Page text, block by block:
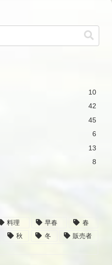
10
42
45
6
13
8
料理
冬
秋 販売者
春
早春